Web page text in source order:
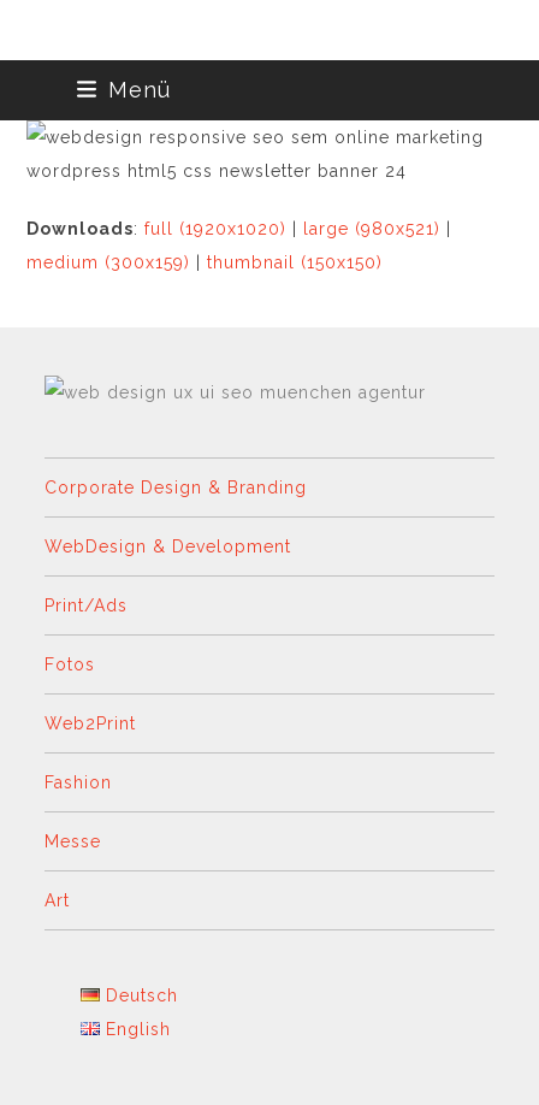
content
Menü
Downloads:full (1920x1020) large (980x521)
medium (300x159)
|thumbnail (150x150)
Corporate Design & Branding
WebDesign & Development
Print/Ads
Fotos
Web2Print
Fashion
Messe
Art
Deutsch
English